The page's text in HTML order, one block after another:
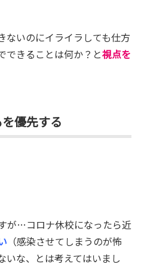
ないのにイライラしても仕方
できることは何か？と視点を
優先する
が…コロナ休校になったら近
（感染させてしまうのが怖
いな、とは考えてはいまし